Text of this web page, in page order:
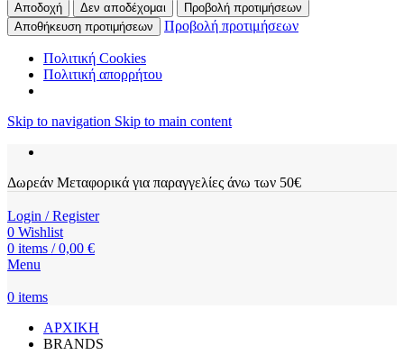
Αποδοχή Δεν αποδέχομαι
Προβολή προτιμήσεων
Αποθήκευση προτιμήσεων
Προβολή προτιμήσεων
Πολιτική Cookies
Πολιτική απορρήτου
Skip to navigation Skip to main content
Δωρεάν Μεταφορικά για παραγγελίες άνω των 50€
Login / Register
0 Wishlist
0 items / 0,00 €
Menu
0 items
ΑΡΧΙΚΗ
BRANDS